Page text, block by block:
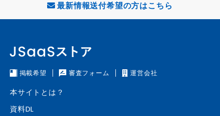
最新情報送付希望の方はこちら
掲載希望 審査フォーム 運営会社
本サイトとは？
資料DL